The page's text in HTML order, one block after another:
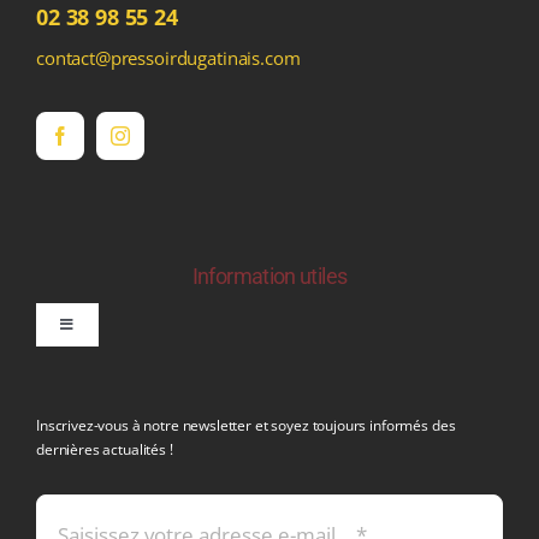
02 38 98 55 24
contact@pressoirdugatinais.com
Information utiles
Toggle
Inscrivez-vous à notre newsletter et soyez toujours informés des
dernières actualités !